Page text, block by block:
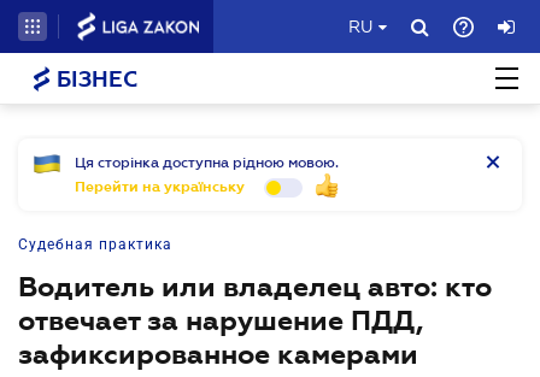
RU
БІЗНЕС
Ця сторінка доступна рідною мовою.
Перейти на українську
Судебная практика
Водитель или владелец авто: кто
отвечает за нарушение ПДД,
зафиксированное камерами